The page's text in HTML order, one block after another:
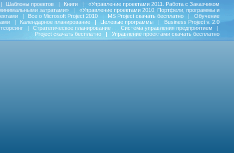
| Шаблоны проектов | Книги |
«Управление проектами 2011. Работа с Заказчиком
затратами» |
«Управление проектами 2010. Портфели, программы и
| Все о Microsoft Project 2010 | MS Project скачать бесплатно |
Обучение
| Календарное планирование | Целевые программы |
Business Project v. 2.0
| Стратегическое планирование | Система управления предприятием
|
Project скачать бесплатно
| Управление проектами скачать бесплатно